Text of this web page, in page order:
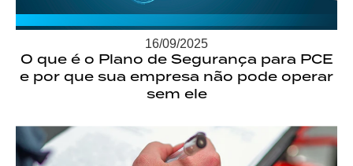
16/09/2025
O que é o Plano de Segurança para PCE
e por que sua empresa não pode operar
sem ele